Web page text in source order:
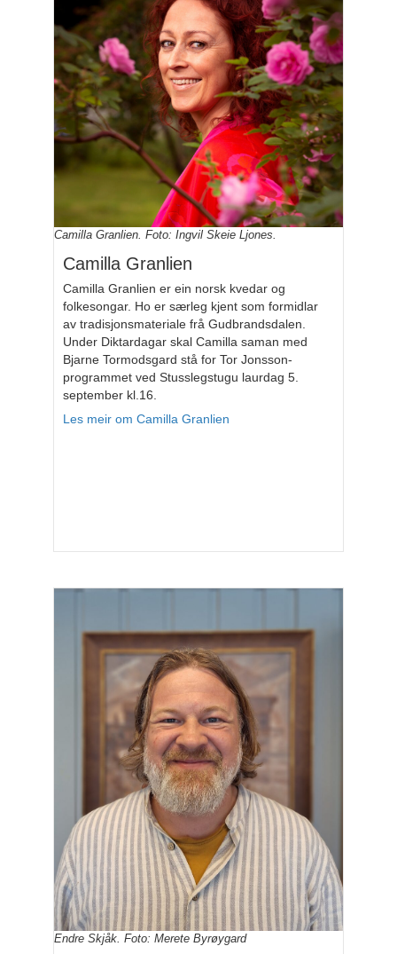
Camilla Granlien. Foto: Ingvil Skeie Ljones.
Camilla Granlien
Camilla Granlien er ein norsk kvedar og
folkesongar. Ho er særleg kjent som formidlar
av tradisjonsmateriale frå Gudbrandsdalen.
Under Diktardagar skal Camilla saman med
Bjarne Tormodsgard stå for Tor Jonsson-
programmet ved Stusslegstugu laurdag 5.
september kl.16.
Les meir om Camilla Granlien
Endre Skjåk. Foto: Merete Byrøygard